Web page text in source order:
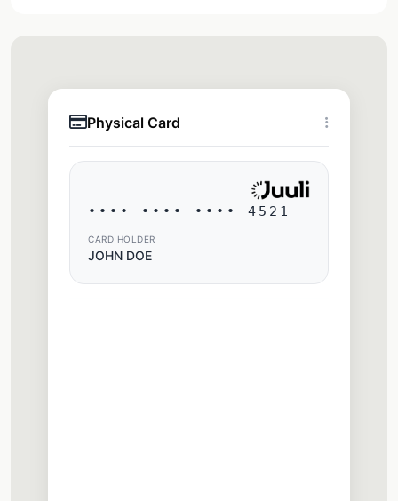
Physical Card
•••• •••• •••• 4521
CARD HOLDER
JOHN DOE